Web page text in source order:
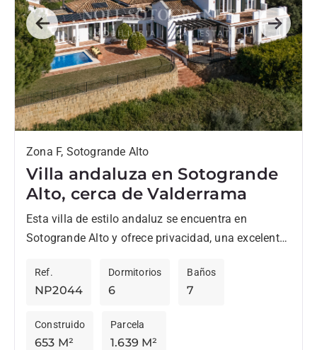
Previous Next
Zona F, Sotogrande Alto
Villa andaluza en Sotogrande
Alto, cerca de Valderrama
Esta villa de estilo andaluz se encuentra en
Sotogrande Alto y ofrece privacidad, una excelente
y campos...
NP2044
Ref.
6
Dormitorios
7
Baños
653 M²
Construido
1.639 M²
Parcela